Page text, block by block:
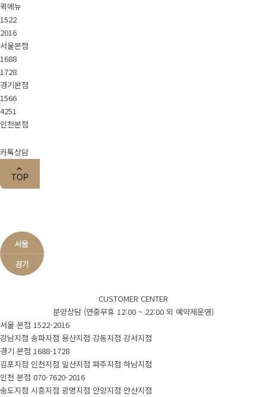
퀵메뉴
1522
2016
서울본점
1688
1728
경기본점
1566
4251
인천본점
카톡상담
CUSTOMER CENTER
분양상담 (연중무휴 12:00 ~ 22:00 외 예약제운영)
서울 본점 1522-2016
강남지점 송파지점 용산지점 강동지점 강서지점
경기 본점 1688-1728
김포지점 인천지점 일산지점 파주지점 하남지점
인천 본점 070-7620-2016
송도지점 시흥지점 광명지점 안양지점 안산지점